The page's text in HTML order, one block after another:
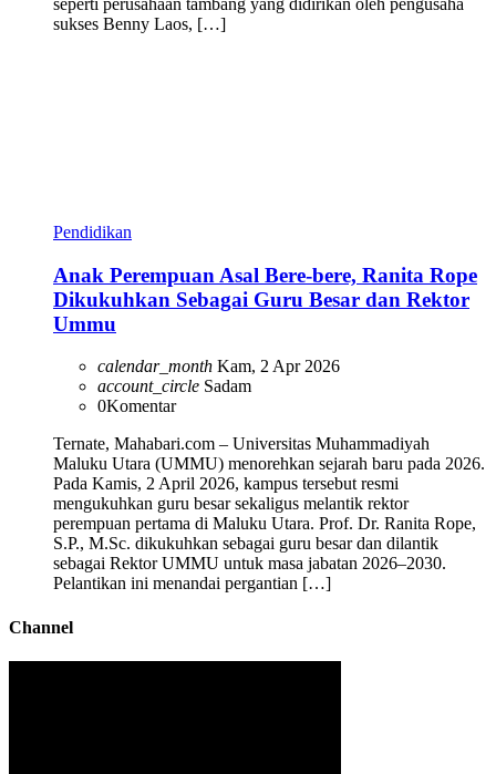
sukses Benny Laos, […]
Pendidikan
Anak Perempuan Asal Bere-bere, Ranita Rope
Dikukuhkan Sebagai Guru Besar dan Rektor
Ummu
calendar_month Kam, 2 Apr 2026
account_circle Sadam
0Komentar
Ternate, Mahabari.com – Universitas Muhammadiyah
Maluku Utara (UMMU) menorehkan sejarah baru pada 2026.
Pada Kamis, 2 April 2026, kampus tersebut resmi
mengukuhkan guru besar sekaligus melantik rektor
perempuan pertama di Maluku Utara. Prof. Dr. Ranita Rope,
S.P., M.Sc. dikukuhkan sebagai guru besar dan dilantik
sebagai Rektor UMMU untuk masa jabatan 2026–2030.
Pelantikan ini menandai pergantian […]
Channel